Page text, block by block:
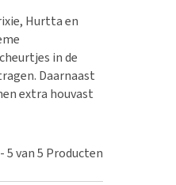
Hurtta en
in de
Daarnaast
extra houvast
-5van5 Producten